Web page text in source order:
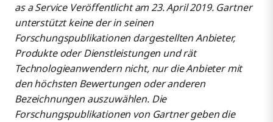
as a Service Veröffentlicht am 23. April 2019. Gartner
unterstützt keine der in seinen
Forschungspublikationen dargestellten Anbieter,
Produkte oder Dienstleistungen und rät
Technologieanwendern nicht, nur die Anbieter mit
den höchsten Bewertungen oder anderen
Bezeichnungen auszuwählen. Die
Forschungspublikationen von Gartner geben die